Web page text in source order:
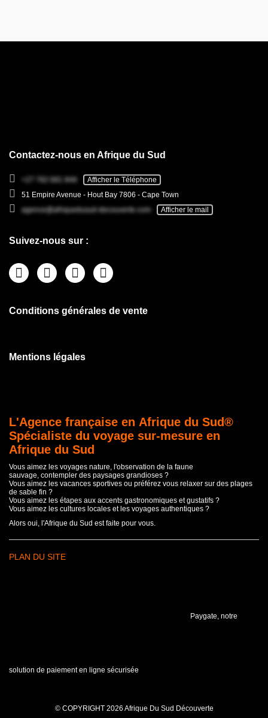
Contactez-nous en Afrique du Sud
+27 782 681 846
Afficher le Téléphone
51 Empire Avenue - Hout Bay 7806 - Cape Town
agence@afriquedusud-decouverte.com
Afficher le mail
Suivez-nous sur :
Conditions générales de vente
Mentions légales
L'Agence française en Afrique du Sud®
Spécialiste du voyage sur-mesure en
Afrique du Sud
Vous aimez les voyages nature, l'observation de la faune
sauvage, contempler des paysages grandioses ?
Vous aimez les vacances sportives ou préférez vous relaxer sur des plages
de sable fin ?
Vous aimez les étapes aux accents gastronomiques et gustatifs ?
Vous aimez les cultures locales et les voyages authentiques ?
Alors oui, l'Afrique du Sud est faite pour vous.
PLAN DU SITE
Paygate, notre
solution de paiement en ligne sécurisée
© COPYRIGHT 2026 Afrique Du Sud Découverte